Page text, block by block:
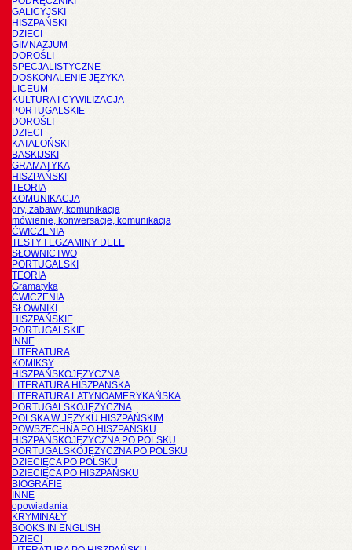
GALICYJSKI
HISZPAŃSKI
DZIECI
GIMNAZJUM
DOROŚLI
SPECJALISTYCZNE
DOSKONALENIE JĘZYKA
LICEUM
KULTURA I CYWILIZACJA
PORTUGALSKIE
DOROŚLI
DZIECI
KATALOŃSKI
BASKIJSKI
GRAMATYKA
HISZPAŃSKI
TEORIA
KOMUNIKACJA
gry, zabawy, komunikacja
mówienie, konwersacje, komunikacja
ĆWICZENIA
TESTY I EGZAMINY DELE
SŁOWNICTWO
PORTUGALSKI
TEORIA
Gramatyka
ĆWICZENIA
SŁOWNIKI
HISZPAŃSKIE
PORTUGALSKIE
INNE
LITERATURA
KOMIKSY
HISZPAŃSKOJĘZYCZNA
LITERATURA HISZPANSKA
LITERATURA LATYNOAMERYKAŃSKA
PORTUGALSKOJĘZYCZNA
POLSKA W JĘZYKU HISZPAŃSKIM
POWSZECHNA PO HISZPAŃSKU
HISZPAŃSKOJĘZYCZNA PO POLSKU
PORTUGALSKOJĘZYCZNA PO POLSKU
DZIECIĘCA PO POLSKU
DZIECIĘCA PO HISZPAŃSKU
BIOGRAFIE
INNE
opowiadania
KRYMINAŁY
BOOKS IN ENGLISH
DZIECI